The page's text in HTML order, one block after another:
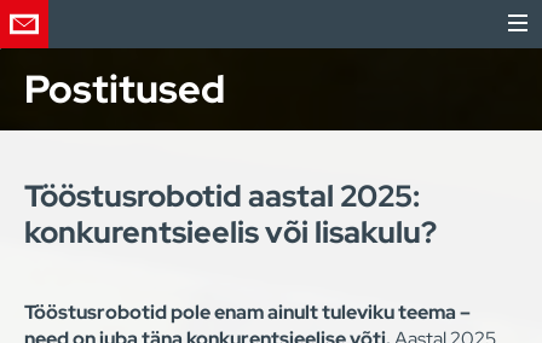
Postitused
Tööstusrobotid aastal 2025:
konkurentsieelis või lisakulu?
Tööstusrobotid pole enam ainult tuleviku teema –